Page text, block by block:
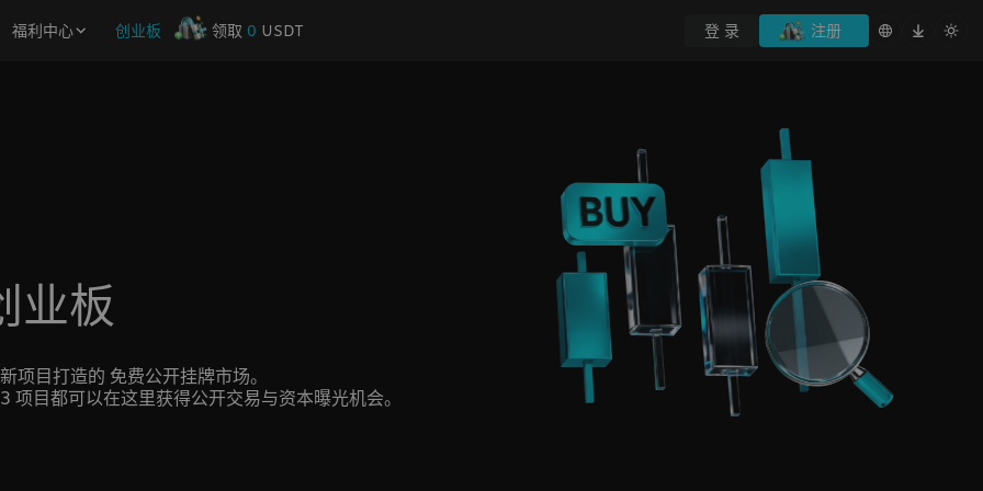
福利中心 创业板 领取 0 USDT 登 录 注册
业板
目打造的 免费公开挂牌市场。
目都可以在这里获得公开交易与资本曝光机会。